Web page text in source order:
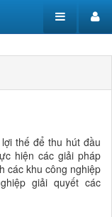
thế để thu hút đầu
hiện các giải pháp
các khu công nghiệp
giải quyết các